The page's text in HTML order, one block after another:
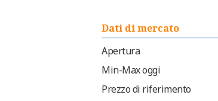
Dati di mercato
Apertura
Min-Max oggi
Prezzo di riferimento